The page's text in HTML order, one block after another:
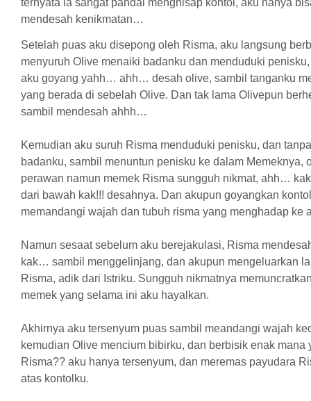
mendesah kenikmatan…
Setelah puas aku disepong oleh Risma, aku langsung
menyuruh Olive menaiki badanku dan menduduki
aku goyang yahh… ahh… desah olive, sambil tanganku
yang berada di sebelah Olive. Dan tak lama Olivepun
sambil mendesah ahhh…
Kemudian aku suruh Risma menduduki penisku, dan
badanku, sambil menuntun penisku ke dalam
perawan namun memek Risma sungguh nikmat, ahh…
dari bawah kak!!! desahnya. Dan akupun goyangkan
memandangi wajah dan tubuh risma yang menghadap ke
Namun sesaat sebelum aku berejakulasi, Risma
kak… sambil menggelinjang, dan akupun mengeluarkan
Risma, adik dari Istriku. Sungguh nikmatnya
memek yang selama ini aku hayalkan.
Akhirnya aku tersenyum puas sambil meandangi wajah
kemudian Olive mencium bibirku, dan berbisik enak mana
Risma?? aku hanya tersenyum, dan meremas payudara
atas kontolku.